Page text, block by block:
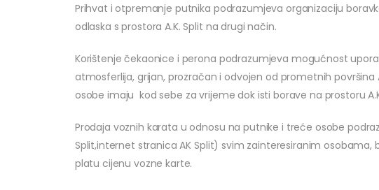
Prihvat i otpremanje putnika podrazumjeva organizaciju
odlaska s prostora A.K. Split na drugi način.
Korištenje čekaonice i perona podrazumjeva mogućnost
atmosferlija, grijan, prozračan i odvojen od prometnih
osobe imaju kod sebe za vrijeme dok isti borave na prostoru
Prodaja voznih karata u odnosu na putnike i treće osobe
Split,internet stranica AK Split) svim zainteresiranim
platu cijenu vozne karte.